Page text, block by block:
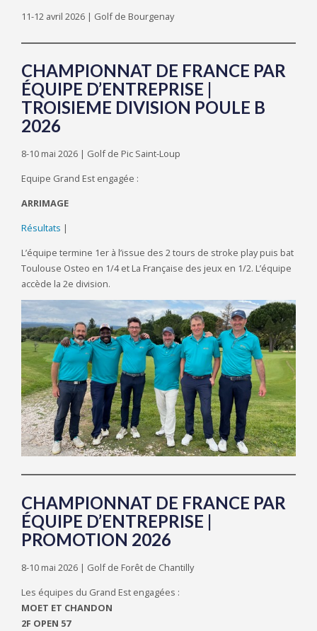
11-12 avril 2026 | Golf de Bourgenay
CHAMPIONNAT DE FRANCE PAR
ÉQUIPE D’ENTREPRISE |
TROISIEME DIVISION POULE B
2026
8-10 mai 2026 | Golf de Pic Saint-Loup
Equipe Grand Est engagée :
ARRIMAGE
Résultats |
L’équipe termine 1er à l’issue des 2 tours de stroke play puis bat
Toulouse Osteo en 1/4 et La Française des jeux en 1/2. L’équipe
accède la 2e division.
CHAMPIONNAT DE FRANCE PAR
ÉQUIPE D’ENTREPRISE |
PROMOTION 2026
8-10 mai 2026 | Golf de Forêt de Chantilly
Les équipes du Grand Est engagées :
MOET ET CHANDON
2F OPEN 57